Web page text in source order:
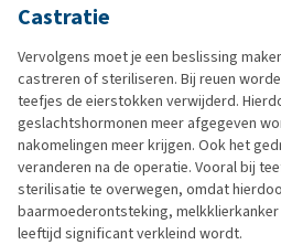
Castratie
Vervolgens moet je een beslissing
castreren of steriliseren. Bij reuen
teefjes de eierstokken verwijderd.
geslachtshormonen meer afgegeven
nakomelingen meer krijgen. Ook het
veranderen na de operatie. Vooral bij
sterilisatie te overwegen, omdat
baarmoederontsteking,
leeftijd significant verkleind wordt.